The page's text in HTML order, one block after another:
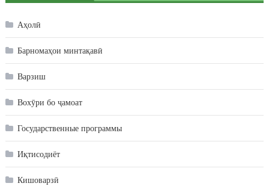
Аҳолӣ
Барномаҳои минтақавӣ
Варзиш
Вохӯри бо ҷамоат
Государственные программы
Иқтисодиёт
Кишоварзӣ